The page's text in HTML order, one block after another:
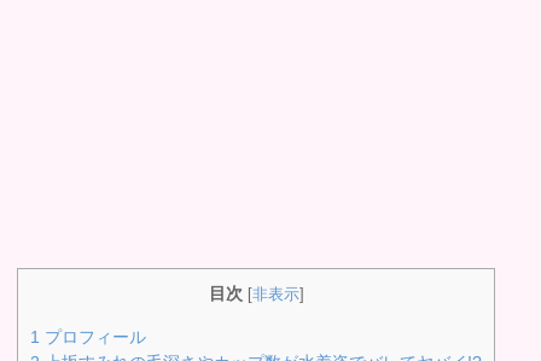
目次 [非表示]
1 プロフィール